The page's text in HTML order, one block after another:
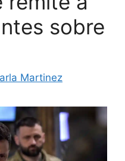
sobre
Martinez